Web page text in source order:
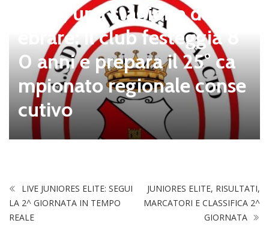
Tolfa, una stagione da cel
ebrare: il club festeggia 8
0 anni e prepara il 25° ca
mpionato regionale conse
cutivo
LIVE JUNIORES ELITE: SEGUI
LA 2^ GIORNATA IN TEMPO
REALE
JUNIORES ELITE, RISULTATI,
MARCATORI E CLASSIFICA 2^
GIORNATA